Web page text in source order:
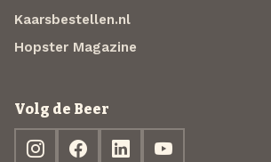
Kaarsbestellen.nl
Hopster Magazine
Volg de Beer